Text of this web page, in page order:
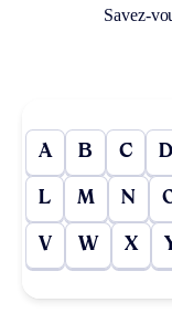
Savez-
A B C D
L M N
V W X